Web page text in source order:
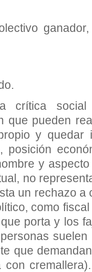
crítica
que pueden
y quedar
posición
y
no
un rechazo a
como
porta y los
que